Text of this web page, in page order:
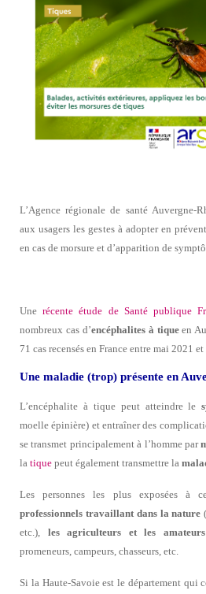
L’Agence régionale de santé Auvergne-
aux usagers les gestes à adopter en
en cas de morsure et d’apparition de
Unerécente étude de Santé publique
nombreux cas d’encéphalites à tiqueen
71 cas recensés en France entre mai 2021 et
Une maladie (trop) présente en
L’encéphalite à tique peut atteindre le
moelle épinière) et entraîner des
se transmet principalement à l’homme par
la tique peut également transmettre la
Les personnes les plus exposées à
professionnels travaillant dans la nature
etc.), les agriculteurs et les
promeneurs, campeurs, chasseurs, etc.
Si la Haute-Savoie est le département qui